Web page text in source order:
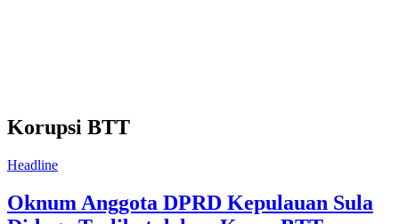
Korupsi BTT
Headline
Oknum Anggota DPRD Kepulauan Sula